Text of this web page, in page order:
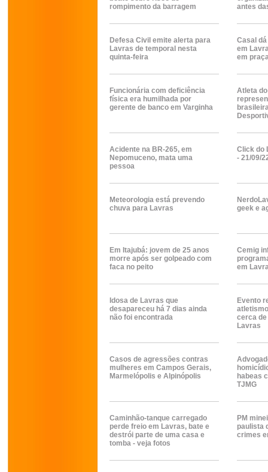
rompimento da barragem
antes
Defesa Civil emite alerta para
Lavras de temporal nesta
quinta-feira
Casal
em
em
Funcionária com deficiência
física era humilhada por
gerente de banco em Varginha
Atleta
Acidente na BR-265, em
Nepomuceno, mata uma
pessoa
Click do
- 21/09/
Meteorologia está prevendo
chuva para Lavras
geek e
Em Itajubá: jovem de 25 anos
morre após ser golpeado com
faca no peito
Cemig
em
Idosa de Lavras que
desapareceu há 7 dias ainda
não foi encontrada
Evento
cerca
Lavras
Casos de agressões contras
mulheres em Campos Gerais,
Marmelópolis e Alpinópolis
habeas
TJMG
Caminhão-tanque carregado
perde freio em Lavras, bate e
destrói parte de uma casa e
tomba - veja fotos
PM
paulista
crimes